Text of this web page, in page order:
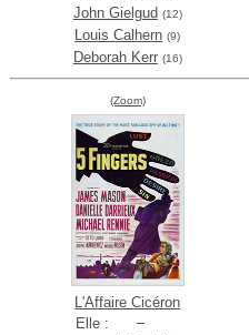
John Gielgud (12)
Louis Calhern (9)
Deborah Kerr (16)
(Zoom)
L'Affaire Cicéron
Elle :